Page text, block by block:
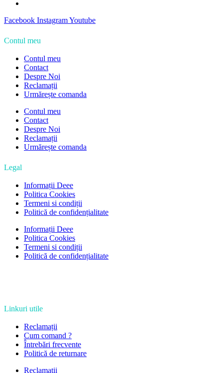
Facebook InstagramYoutube
Contul meu
Contul meu
Contact
Despre Noi
Reclamații
Urmărește comanda
Contul meu
Contact
Despre Noi
Reclamații
Urmărește comanda
Legal
Informații Deee
Politica Cookies
Termeni si condiții
Politică de confidențialitate
Informații Deee
Politica Cookies
Termeni si condiții
Politică de confidențialitate
Linkuri utile
Reclamații
Cum comand ?
Întrebări frecvente
Politică de returnare
Reclamații